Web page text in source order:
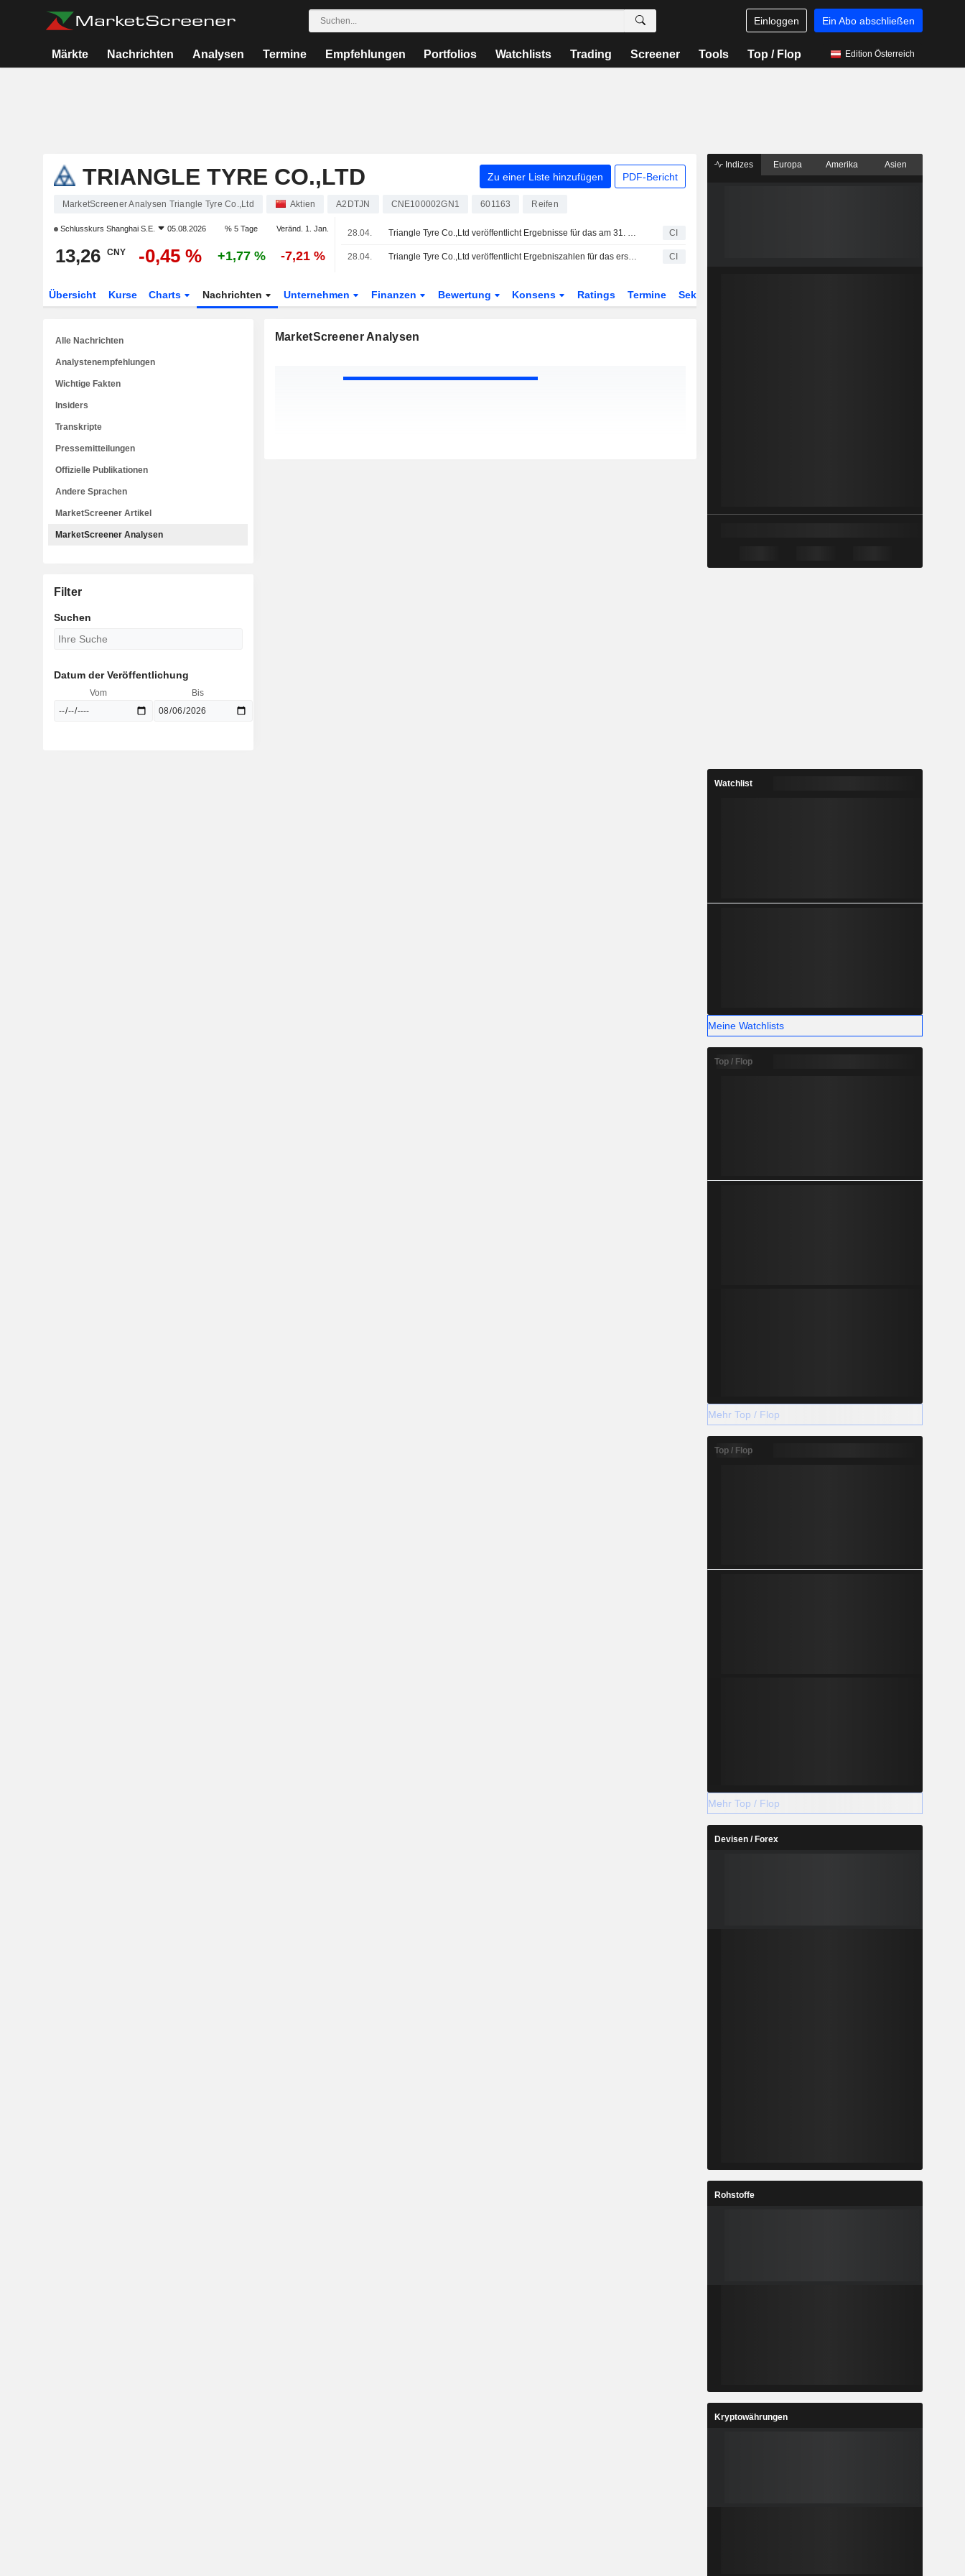
Einloggen Ein Abo abschließen
Märkte Nachrichten Analysen Termine Empfehlungen Portfolios Watchlists Trading Screener Tools Top / Flop Edition Österreich
TRIANGLE TYRE CO.,LTD Zu einer Liste hinzufügen PDF-Bericht
MarketScreener Analysen Triangle Tyre Co.,Ltd Aktien A2DTJN CNE100002GN1 601163 Reifen
Schlusskurs Shanghai S.E. 05.08.2026 % 5 Tage Veränd. 1. Jan.
13,26 CNY -0,45 % +1,77 % -7,21 %
28.04. Triangle Tyre Co.,Ltd veröffentlicht Ergebnisse für das am 31. Dezember 2025 endende Geschäftsjahr CI
28.04. Triangle Tyre Co.,Ltd veröffentlicht Ergebniszahlen für das erste Quartal zum 31. März 2026 CI
Übersicht Kurse Charts Nachrichten Unternehmen Finanzen Bewertung Konsens Ratings Termine Sektor
MarketScreener Analysen
Alle Nachrichten
Analystenempfehlungen
Wichtige Fakten
Insiders
Transkripte
Pressemitteilungen
Offizielle Publikationen
Andere Sprachen
MarketScreener Artikel
MarketScreener Analysen
Filter
Suchen
Datum der Veröffentlichung
Vom Bis
Indizes Europa Amerika Asien
Watchlist
Meine Watchlists
Top / Flop
Mehr Top / Flop
Top / Flop
Mehr Top / Flop
Devisen / Forex
Rohstoffe
Kryptowährungen